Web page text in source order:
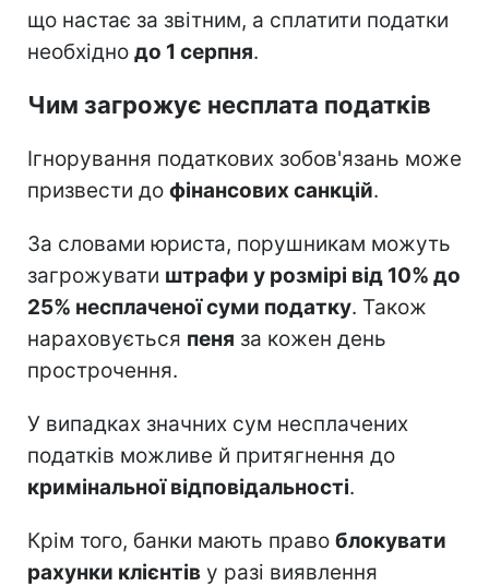
що настає за звітним, а сплатити податки
необхідно до 1 серпня.
Чим загрожує несплата податків
Ігнорування податкових зобов'язань може
призвести до фінансових санкцій.
За словами юриста, порушникам можуть
загрожувати штрафи у розмірі від 10% до
25% несплаченої суми податку. Також
нараховується пеня за кожен день
прострочення.
У випадках значних сум несплачених
податків можливе й притягнення до
кримінальної відповідальності.
Крім того, банки мають право блокувати
рахунки клієнтів у разі виявлення